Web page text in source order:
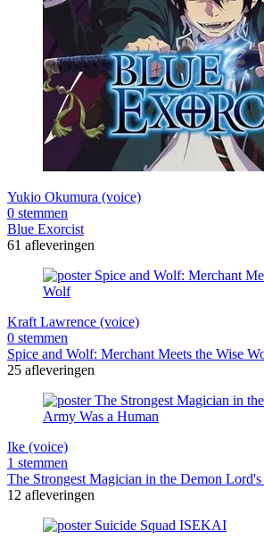
Yukio Okumura (voice)
0 stemmen
Blue Exorcist
61 afleveringen
Kraft Lawrence (voice)
0 stemmen
Spice and Wolf: Merchant Meets the Wise
25 afleveringen
Ike (voice)
1 stemmen
The Strongest Magician in the Demon
12 afleveringen